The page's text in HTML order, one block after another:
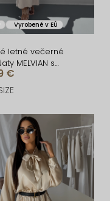
Vyrobené v EÚ
letné večerné
MELVIAN s
€